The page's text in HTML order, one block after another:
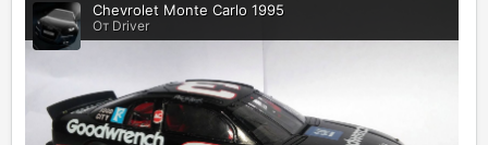
Chevrolet Monte Carlo 1995
От Driver